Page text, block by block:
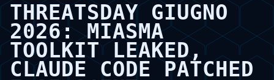
THREATSDAY GIUGNO
2026: MIASMA
TOOLKIT LEAKED,
CLAUDE CODE PATCHED